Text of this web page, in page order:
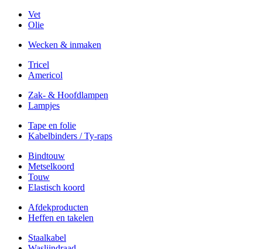
Vet
Olie
Wecken & inmaken
Tricel
Americol
Zak- & Hoofdlampen
Lampjes
Tape en folie
Kabelbinders / Ty-raps
Bindtouw
Metselkoord
Touw
Elastisch koord
Afdekproducten
Heffen en takelen
Staalkabel